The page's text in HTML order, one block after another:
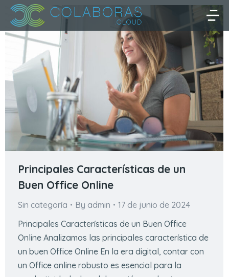
Principales Características de un
Buen Office Online
Sin categoría By admin
17 de junio de 2024
Principales Características de un Buen Office
Online Analizamos las principales característica de
un buen Office Online En la era digital, contar con
un Office online robusto es esencial para la